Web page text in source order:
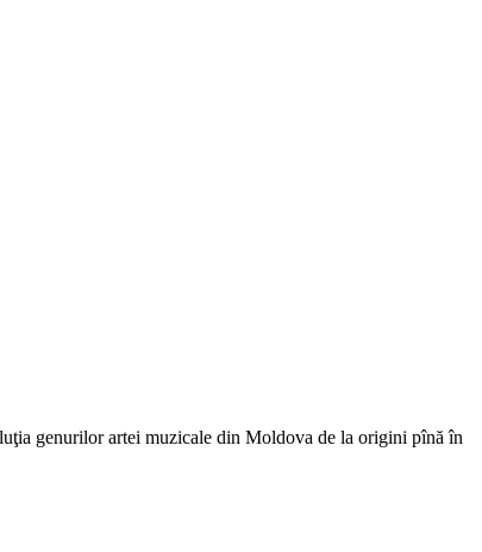
genurilor artei muzicale din Moldova de la origini pînă în